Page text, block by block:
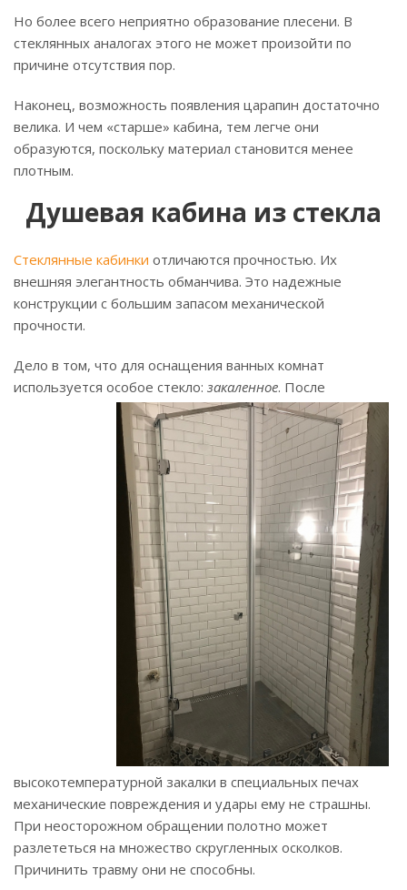
Но более всего неприятно образование плесени. В
стеклянных аналогах этого не может произойти по
причине отсутствия пор.
Наконец, возможность появления царапин достаточно
велика. И чем «старше» кабина, тем легче они
образуются, поскольку материал становится менее
плотным.
Душевая кабина из стекла
Стеклянные кабинки отличаются прочностью. Их
внешняя элегантность обманчива. Это надежные
конструкции с большим запасом механической
прочности.
Дело в том, что для оснащения ванных комнат
используется особое стекло: закаленное. После
высокотемпературной закалки в специальных печах
механические повреждения и удары ему не страшны.
При неосторожном обращении полотно может
разлететься на множество скругленных осколков.
Причинить травму они не способны.